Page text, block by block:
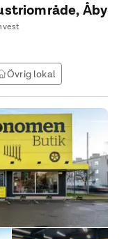
Åby
Övrig lokal